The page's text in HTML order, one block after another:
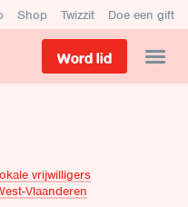
Shop Twizzit Doe een gift
Word lid
vrijwilligers
Vlaanderen